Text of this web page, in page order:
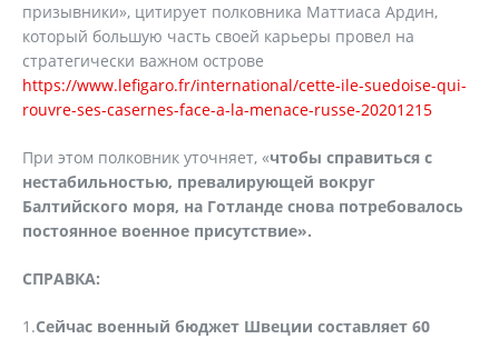
призывники», цитирует полковника Маттиаса Ардин,
который большую часть своей карьеры провел на
стратегически важном острове
https://www.lefigaro.fr/international/cette-ile-suedoise-qui-
rouvre-ses-casernes-face-a-la-menace-russe-20201215
При этом полковник уточняет, «чтобы справиться с
нестабильностью, превалирующей вокруг
Балтийского моря, на Готланде снова потребовалось
постоянное военное присутствие».
СПРАВКА:
1.Сейчас военный бюджет Швеции составляет 60